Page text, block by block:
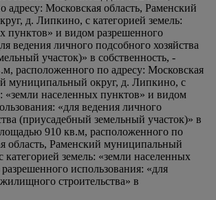
адресу: Московская область, Раменский
д. Липкино, с категорией земель:
пунктов» и видом разрешенного
ведения личного подсобного хозяйства
участок)» в собственность, -
расположенного по адресу: Московская
муниципальный округ, д. Липкино, с
«земли населенных пунктов» и видом
«для ведения личного
(приусадебный земельный участок)» в
910 кв.м, расположенного по
область, Раменский муниципальный
категорией земель: «земли населенных
использования: «для
строительства» в